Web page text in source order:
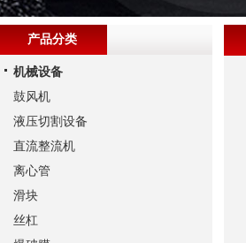
产品分类
机械设备
鼓风机
液压切割设备
直流整流机
离心管
滑块
丝杠